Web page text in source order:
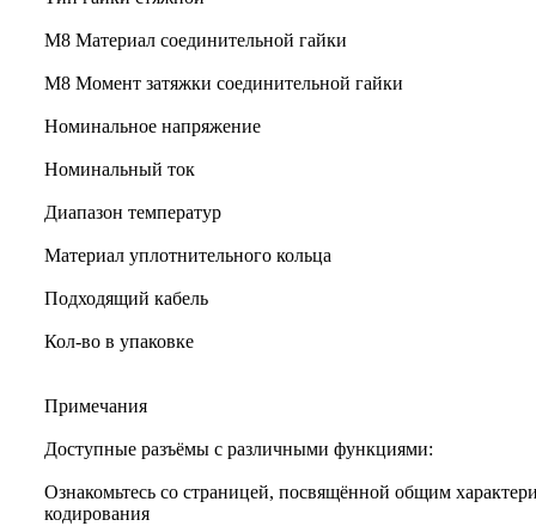
М8 Материал соединительной гайки
M8 Момент затяжки соединительной гайки
Номинальное напряжение
Номинальный ток
Диапазон температур
Материал уплотнительного кольца
Подходящий кабель
Кол-во в упаковке
Примечания
Доступные разъёмы с различными функциями:
Ознакомьтесь со страницей, посвящённой общим
кодирования